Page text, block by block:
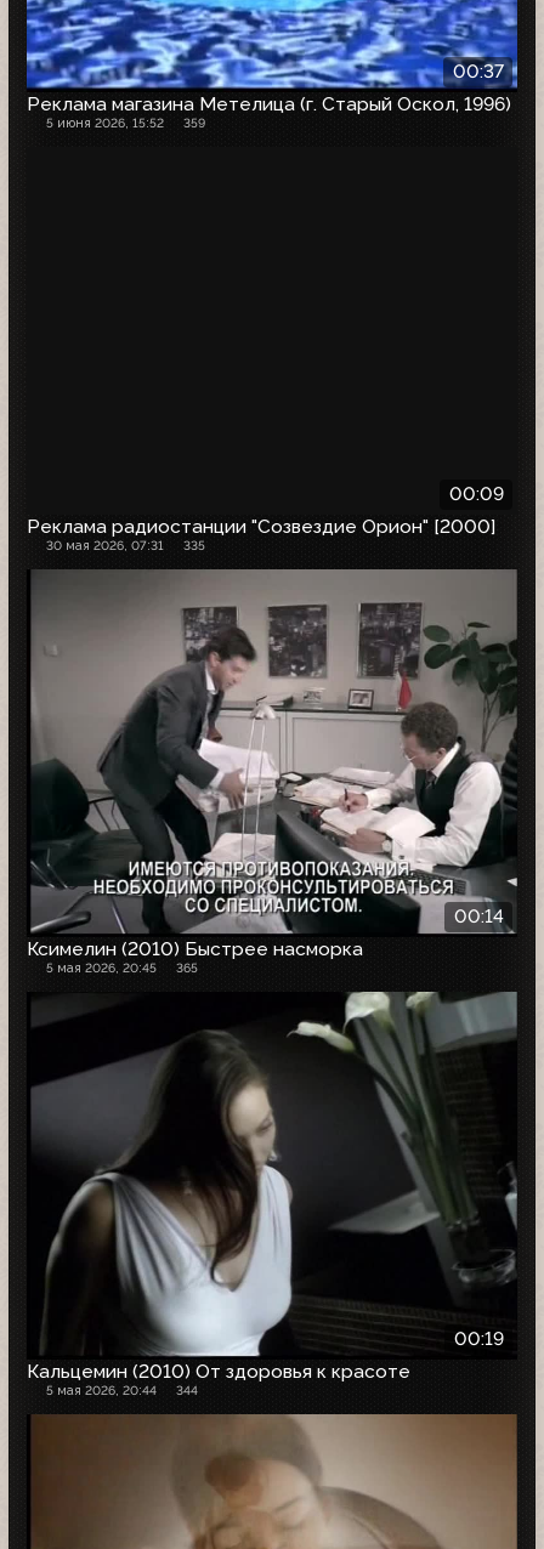
00:37
Реклама магазина Метелица (г. Старый Оскол, 1996)
5 июня 2026, 15:52 359
00:09
Реклама радиостанции "Созвездие Орион" [2000]
30 мая 2026, 07:31 335
00:14
Ксимелин (2010) Быстрее насморка
5 мая 2026, 20:45 365
00:19
Кальцемин (2010) От здоровья к красоте
5 мая 2026, 20:44 344